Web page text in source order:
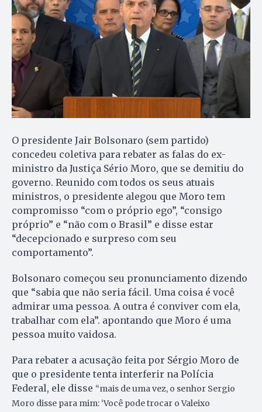
O presidente Jair Bolsonaro (sem partido)
concedeu coletiva para rebater as falas do ex-
ministro da Justiça Sério Moro, que se demitiu do
governo. Reunido com todos os seus atuais
ministros, o presidente alegou que Moro tem
compromisso “com o próprio ego”, “consigo
próprio” e “não com o Brasil” e disse estar
“decepcionado e surpreso com seu
comportamento”.
Bolsonaro começou seu pronunciamento dizendo
que “sabia que não seria fácil. Uma coisa é você
admirar uma pessoa. A outra é conviver com ela,
trabalhar com ela”. apontando que Moro é uma
pessoa muito vaidosa.
Para rebater a acusação feita por Sérgio Moro de
que o presidente tenta interferir na Polícia
Federal, ele disse “mais de uma vez, o senhor Sergio
Moro disse para mim: ‘Você pode trocar o Valeixo